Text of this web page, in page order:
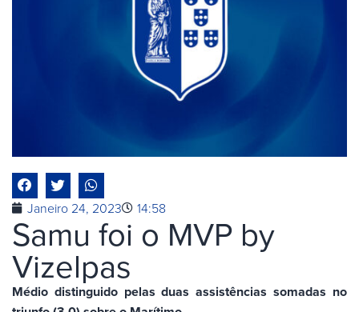
Janeiro 24, 2023 14:58
Samu foi o MVP by
Vizelpas
Médio distinguido pelas duas assistências somadas no